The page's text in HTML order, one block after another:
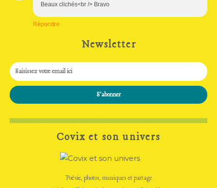
Beaux clichés<br /> Bravo
Répondre
Newsletter
Covix et son univers
Poésie, photos, musiques et partage